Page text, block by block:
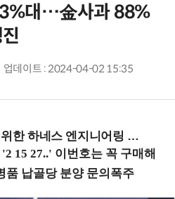
3%대…金사과 88%
업데이트 : 2024-04-02 15:35
지니어링 입문과정 (8/20 신논현역)